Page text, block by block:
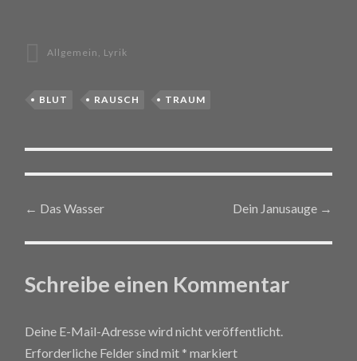
Allgemein Lyrik
BLUT RAUSCH TRAUM
Post navigation
← Das Wasser Dein Janusauge →
Schreibe einen Kommentar
Deine E-Mail-Adresse wird nicht veröffentlicht.
Erforderliche Felder sind mit * markiert